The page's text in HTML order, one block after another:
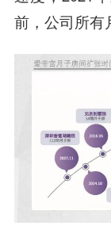
前，公司所有